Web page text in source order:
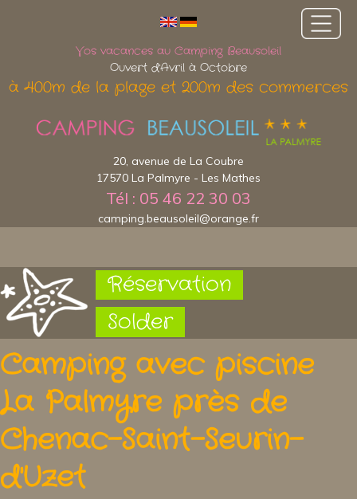
Réservation
Solder
Vos vacances au Camping Beausoleil
Ouvert d'Avril à Octobre
à 400m de la plage et 200m des commerces
20, avenue de La Coubre
17570 La Palmyre - Les Mathes
Tél : 05 46 22 30 03
camping.beausoleil@orange.fr
Camping avec piscine
La Palmyre près de
Chenac-Saint-Seurin-
d'Uzet